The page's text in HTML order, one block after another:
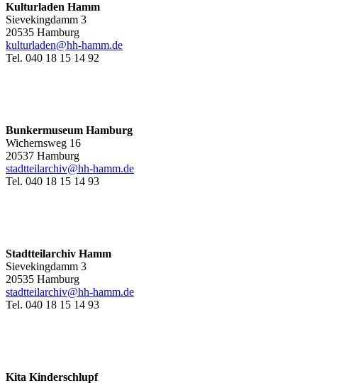
Kulturladen Hamm
Sievekingdamm 3
20535 Hamburg
kulturladen@hh-hamm.de
Tel. 040 18 15 14 92
Bunkermuseum Hamburg
Wichernsweg 16
20537 Hamburg
stadtteilarchiv@hh-hamm.de
Tel. 040 18 15 14 93
Stadtteilarchiv Hamm
Sievekingdamm 3
20535 Hamburg
stadtteilarchiv@hh-hamm.de
Tel. 040 18 15 14 93
Kita Kinderschlupf